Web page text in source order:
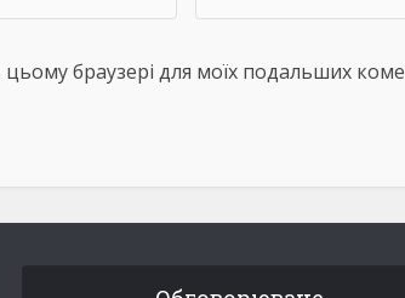
браузері для моїх подальших